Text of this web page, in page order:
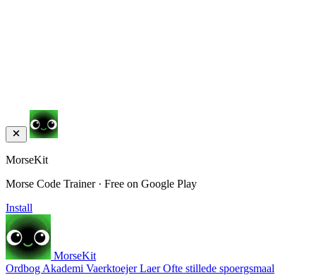
MorseKit
Morse Code Trainer · Free on Google Play
Install
MorseKit
Ordbog Akademi VaerktoejerLaerOfte stillede spoergsmaal